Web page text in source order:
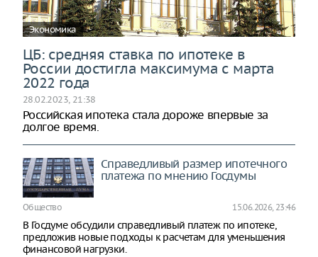
Экономика
ЦБ: средняя ставка по ипотеке в
России достигла максимума с марта
2022 года
28.02.2023, 21:38
Российская ипотека стала дороже впервые за
долгое время.
Справедливый размер ипотечного
платежа по мнению Госдумы
Общество 15.06.2026, 23:46
В Госдуме обсудили справедливый платеж по ипотеке,
предложив новые подходы к расчетам для уменьшения
финансовой нагрузки.